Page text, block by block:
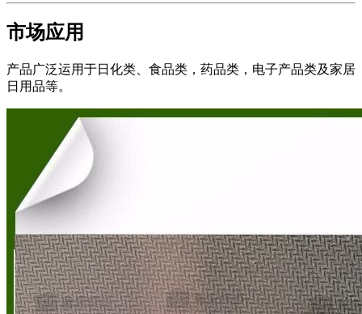
市场应用
产品广泛运用于日化类、食品类，药品类，电子产品类及家居
日用品等。